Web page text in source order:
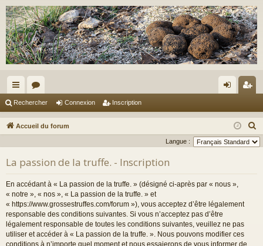
ac
co
s
or
u ne
xi
cri
pti
Rechercher Connexion Inscription
Accueil du forum
e
Langue :
La passion de la truffe. - Inscription
En accédant à « La passion de la truffe. » (désigné ci-après par « nous »,
« notre », « nos », « La passion de la truffe. » et
« https://www.grossestruffes.com/forum »), vous acceptez d’être légalement
responsable des conditions suivantes. Si vous n’acceptez pas d’être
légalement responsable de toutes les conditions suivantes, veuillez ne pas
utiliser et accéder à « La passion de la truffe. ». Nous pouvons modifier ces
conditions à n’importe quel moment et nous essaierons de vous informer de